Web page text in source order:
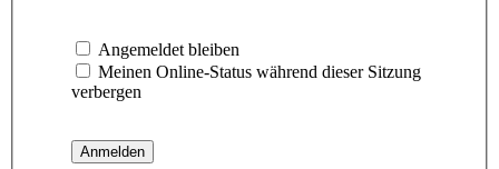
Angemeldet bleiben
Meinen Online-Status während dieser Sitzung
verbergen